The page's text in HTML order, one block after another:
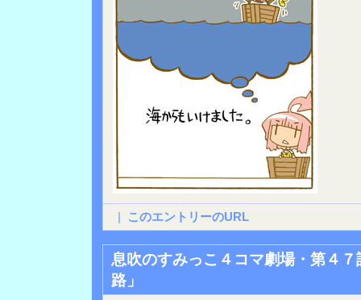
| このエントリーのURL
息吹のすみっこ４コマ劇場・第４
路」